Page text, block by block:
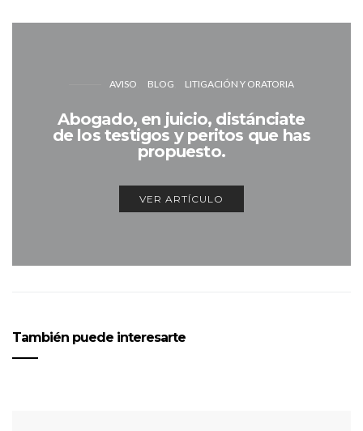
AVISO BLOG LITIGACIÓN Y ORATORIA
Abogado, en juicio, distánciate
de los testigos y peritos que has
propuesto.
VER ARTÍCULO
También puede interesarte